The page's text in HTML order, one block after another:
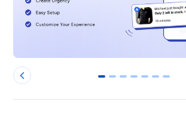
0 1 2 3 4 5 6